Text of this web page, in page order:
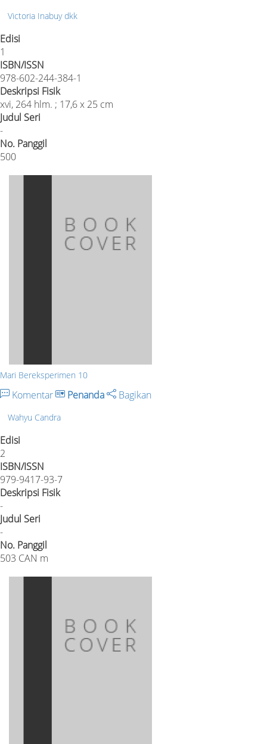
Victoria Inabuy dkk
Edisi
1
ISBN/ISSN
978-602-244-384-1
Deskripsi Fisik
xvi, 264 hlm. ; 17,6 x 25 cm
Judul Seri
-
No. Panggil
500
Mari Bereksperimen 10
Komentar Penanda Bagikan
Wahyu Candra
Edisi
2
ISBN/ISSN
979-9417-93-7
Deskripsi Fisik
-
Judul Seri
-
No. Panggil
503 CAN m